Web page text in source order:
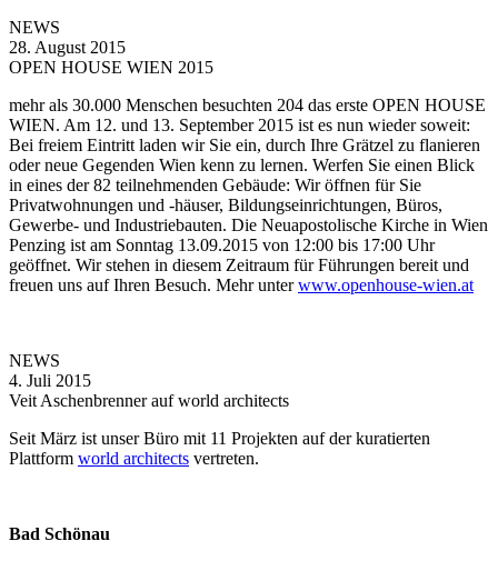
NEWS
28. August 2015
OPEN HOUSE WIEN 2015
mehr als 30.000 Menschen besuchten 204 das erste OPEN HOUSE
WIEN. Am 12. und 13. September 2015 ist es nun wieder soweit:
Bei freiem Eintritt laden wir Sie ein, durch Ihre Grätzel zu flanieren
oder neue Gegenden Wien kenn zu lernen. Werfen Sie einen Blick
in eines der 82 teilnehmenden Gebäude: Wir öffnen für Sie
Privatwohnungen und -häuser, Bildungseinrichtungen, Büros,
Gewerbe- und Industriebauten. Die Neuapostolische Kirche in Wien
Penzing ist am Sonntag 13.09.2015 von 12:00 bis 17:00 Uhr
geöffnet. Wir stehen in diesem Zeitraum für Führungen bereit und
freuen uns auf Ihren Besuch. Mehr unterwww.openhouse-wien.at
NEWS
4. Juli 2015
Veit Aschenbrenner auf world architects
Seit März ist unser Büro mit 11 Projekten auf der kuratierten
Plattform world architects vertreten.
Bad Schönau